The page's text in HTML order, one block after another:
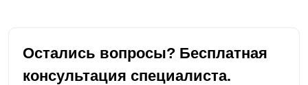
Остались вопросы? Бесплатная
консультация специалиста.